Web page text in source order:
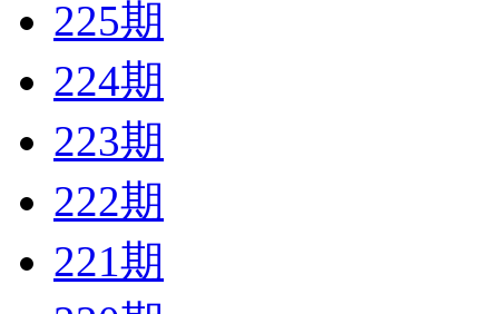
225期
224期
223期
222期
221期